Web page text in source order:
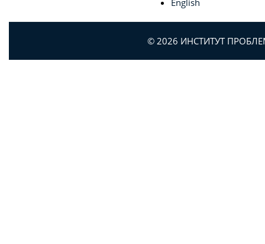
© 2026 ИНСТИТУТ